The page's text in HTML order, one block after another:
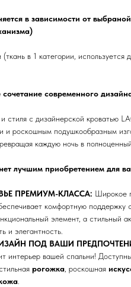
в зависимости от
в 1 категории, используется
современного
стиля с дизайнерской кроватью
и роскошным подушкообразным
каждую ночь в
лучшим приобретением для
ПРЕМИУМ-КЛАССА: Широкое
комфортную поддержку
элемент, а стильный
и элегантность.
ПОД ВАШИ
интерьер вашей спальни!
рогожка, роскошная
.